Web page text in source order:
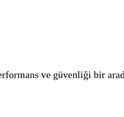
ve güvenliği bir